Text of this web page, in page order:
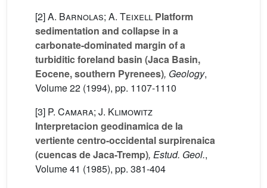
[2]A. Barnolas; A. Teixell Platform
sedimentation and collapse in a
carbonate-dominated margin of a
turbiditic foreland basin (Jaca Basin,
Eocene, southern Pyrenees), Geology,
Volume 22 (1994), pp. 1107-1110
[3] P. Camara; J. Klimowitz
Interpretacion geodinamica de la
vertiente centro-occidental surpirenaica
(cuencas de Jaca-Tremp), Estud. Geol.,
Volume 41 (1985), pp. 381-404